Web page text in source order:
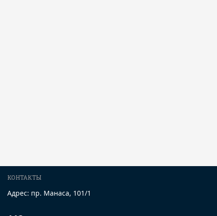
КОНТАКТЫ
Адрес: пр. Манаса, 101/1